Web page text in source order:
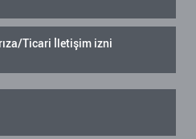
Ticari İletişim izni